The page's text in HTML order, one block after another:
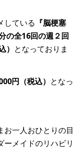
している 『脳梗塞
の全16回の週２回
） となっておりま
円（税込） となっ
お一人おひとりの目
メイドのリハビリ